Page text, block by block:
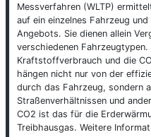
Messverfahren (WLTP)
auf ein einzelnes Fahrzeug
Angebots. Sie dienen allein
verschiedenen
Kraftstoffverbrauch und die
hängen nicht nur von der
durch das Fahrzeug, sondern
Straßenverhältnissen und
CO2 ist das für die
Treibhausgas. Weitere